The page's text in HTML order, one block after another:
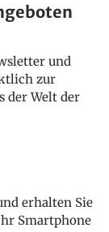
und
zur
der Welt der
erhalten Sie
Smartphone